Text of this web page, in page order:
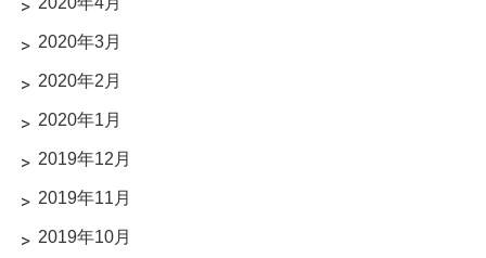
2020年3月
2020年2月
2020年1月
2019年12月
2019年11月
2019年10月